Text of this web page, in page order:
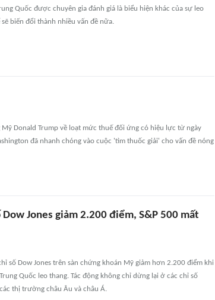
Quốc được chuyên gia đánh giá là biểu hiện khác của sự leo
biến đổi thành nhiều vấn đề nữa.
Mỹ Donald Trump về loạt mức thuế đối ứng có hiệu lực từ ngày
đã nhanh chóng vào cuộc 'tìm thuốc giải' cho vấn đề nóng
Jones giảm 2.200 điểm, S&P 500 mất
số Dow Jones trên sàn chứng khoán Mỹ giảm hơn 2.200 điểm khi
Quốc leo thang. Tác động không chỉ dừng lại ở các chỉ số
thị trường châu Âu và châu Á.